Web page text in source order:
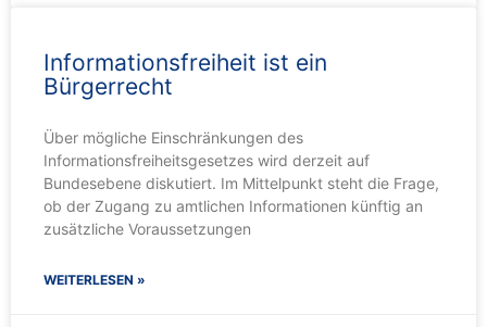
Informationsfreiheit ist ein
Bürgerrecht
Über mögliche Einschränkungen des
Informationsfreiheitsgesetzes wird derzeit auf
Bundesebene diskutiert. Im Mittelpunkt steht die Frage,
ob der Zugang zu amtlichen Informationen künftig an
zusätzliche Voraussetzungen
WEITERLESEN »